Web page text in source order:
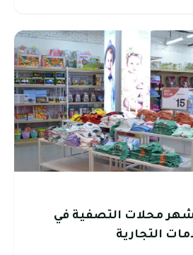
محلات التصفية في
التجارية